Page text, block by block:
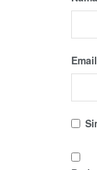
Email